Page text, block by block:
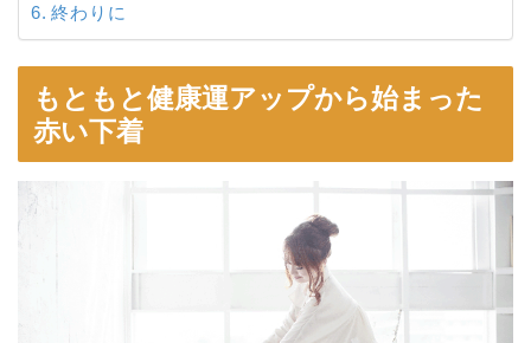
終わりに
もともと健康運アップから始まった
赤い下着